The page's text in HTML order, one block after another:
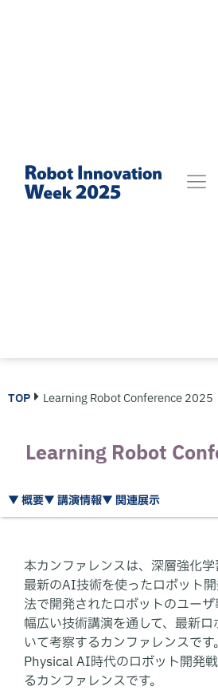
TOP Learning Robot Conference 2025
Learning Robot
▼ 概要▼ 講演情報▼ 関連展示
本カンファレンスは、深層強化
最新のAI技術を使ったロボット
法で開発されたロボットのユー
幅広い技術講演を通して、最新
いて考察するカンファレンスです。
Physical AI時代のロボット開発
るカンファレンスです。